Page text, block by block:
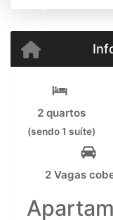
2 quartos
(sendo 1 suíte)
2 Vagas